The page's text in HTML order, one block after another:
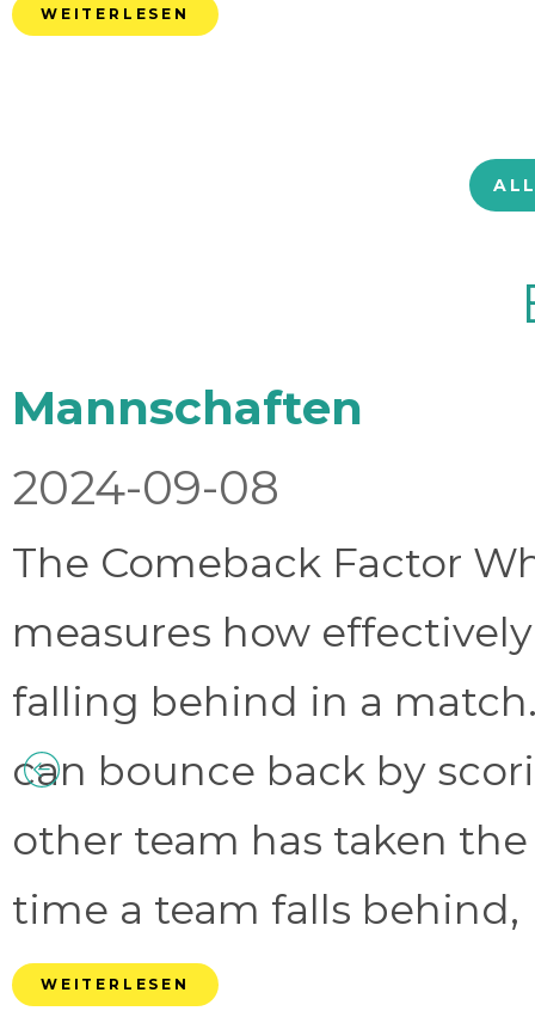
WEITERLESEN
Mannschaften
2024-09-08
The Comeback Factor
measures how
falling behind in a
can bounce back by
other team has taken
time a team falls behind,
WEITERLESEN